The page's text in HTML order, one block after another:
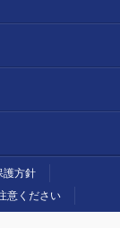
護方針
意ください